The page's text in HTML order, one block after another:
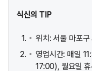
식신의 TIP
위치: 서울 마포
영업시간: 매일
17:00), 월요일 휴